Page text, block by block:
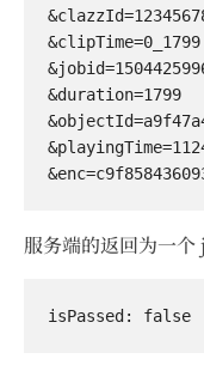
&clipTime=0_1799
&duration=1799
服务端的返回为一个